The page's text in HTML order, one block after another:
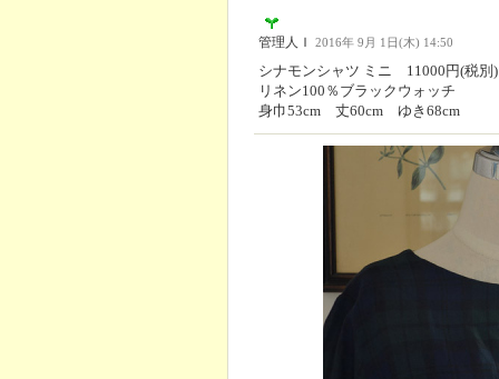
管理人Ｉ 2016年 9月 1日(木) 14:50
シナモンシャツ ミニ 11000円(税別)
リネン100％ブラックウォッチ
身巾53cm 丈60cm ゆき68cm